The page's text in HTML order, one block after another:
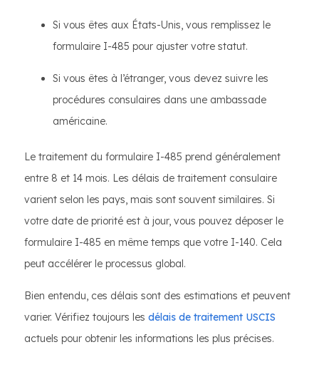
Si vous êtes aux États-Unis, vous remplissez le
formulaire I-485 pour ajuster votre statut.
Si vous êtes à l’étranger, vous devez suivre les
procédures consulaires dans une ambassade
américaine.
Le traitement du formulaire I-485 prend généralement
entre 8 et 14 mois. Les délais de traitement consulaire
varient selon les pays, mais sont souvent similaires. Si
votre date de priorité est à jour, vous pouvez déposer le
formulaire I-485 en même temps que votre I-140. Cela
peut accélérer le processus global.
Bien entendu, ces délais sont des estimations et peuvent
varier. Vérifiez toujours les délais de traitement USCIS
actuels pour obtenir les informations les plus précises.